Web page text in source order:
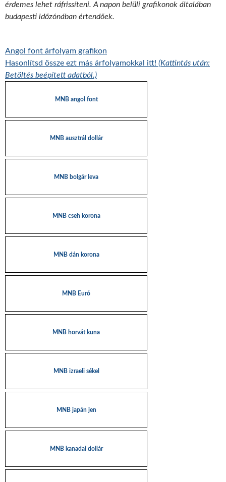
érdemes lehet ráfrissíteni. A napon belüli grafikonok általában
budapesti időzónában értendőek.
Angol font árfolyam grafikon
Hasonlítsd össze ezt más árfolyamokkal itt! (Kattintás után:
Betöltés beépített adatból.)
MNB angol font
MNB ausztrál dollár
MNB bolgár leva
MNB cseh korona
MNB dán korona
MNB Euró
MNB horvát kuna
MNB izraeli sékel
MNB japán jen
MNB kanadai dollár